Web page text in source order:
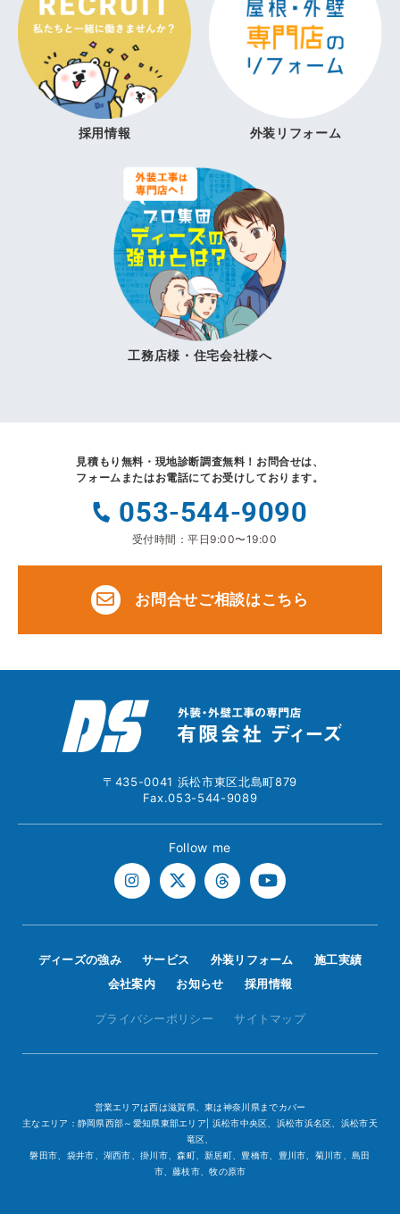
採用情報 外装リフォーム
工務店様・住宅会社様へ
見積もり無料・現地診断調査無料！ お問合せは、
フォームまたはお電話にてお受けしております。
053-544-9090
受付時間：平日9:00〜19:00
お問合せご相談はこちら
〒435-0041 浜松市東区北島町879
Fax.053-544-9089
Follow me
ディーズの強み サービス 外装リフォーム
施工実績
会社案内
お知らせ 採用情報
プライバシーポリシー サイトマップ
営業エリアは西は滋賀県、東は神奈川県までカバー
主なエリア：静岡県西部～愛知県東部エリア| 浜松市中央区、浜松市浜名区、浜松市天
竜区、
磐田市、袋井市、湖西市、掛川市、森町、新居町、豊橋市、豊川市、菊川市、島田
市、藤枝市、牧の原市